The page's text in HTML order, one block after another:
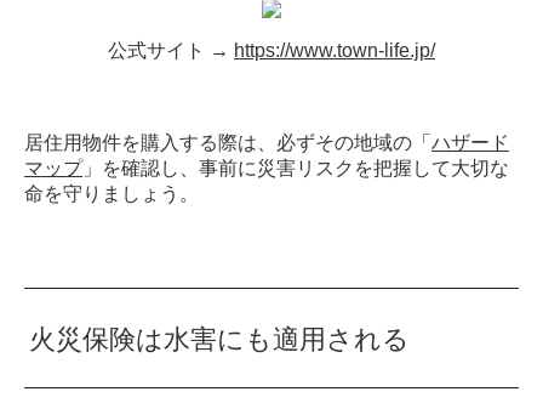
公式サイト → https://www.town-life.jp/
居住用物件を購入する際は、必ずその地域の「 ハザード
マップ」を確認し、事前に災害リスクを把握して大切な
命を守りましょう。
火災保険は水害にも適用される